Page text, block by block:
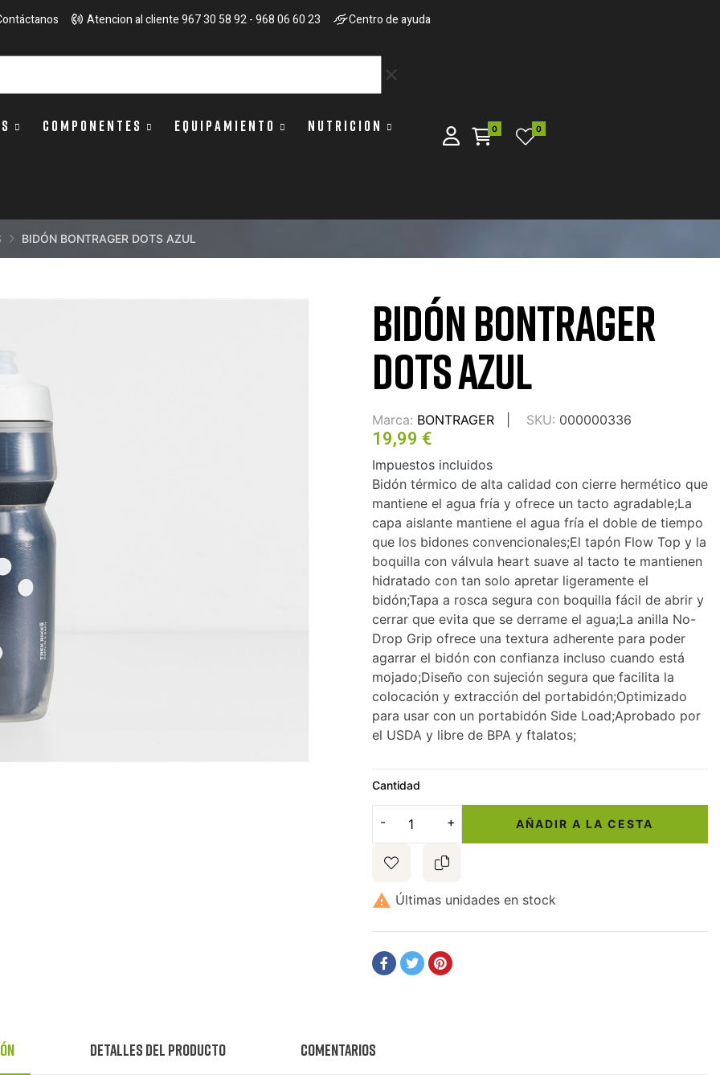
Atencion al cliente 967 30 58 92 - 968 06 60 23 Centro de ayuda
clear
COMPONENTES EQUIPAMIENTO NUTRICION 0 0
BIDÓN BONTRAGER DOTS AZUL
BIDÓN BONTRAGER
DOTS AZUL
Marca: BONTRAGER SKU: 000000336
19,99 €
Impuestos incluidos
Bidón térmico de alta calidad con cierre hermético que
mantiene el agua fría y ofrece un tacto agradable;La
capa aislante mantiene el agua fría el doble de tiempo
que los bidones convencionales;El tapón Flow Top y la
boquilla con válvula heart suave al tacto te mantienen
hidratado con tan solo apretar ligeramente el
bidón;Tapa a rosca segura con boquilla fácil de abrir y
cerrar que evita que se derrame el agua;La anilla No-
Drop Grip ofrece una textura adherente para poder
agarrar el bidón con confianza incluso cuando está
mojado;Diseño con sujeción segura que facilita la
colocación y extracción del portabidón;Optimizado
para usar con un portabidón Side Load;Aprobado por
el USDA y libre de BPA y ftalatos;
Cantidad
AÑADIR A LA CESTA
 Últimas unidades en stock
Detalles del producto Comentarios